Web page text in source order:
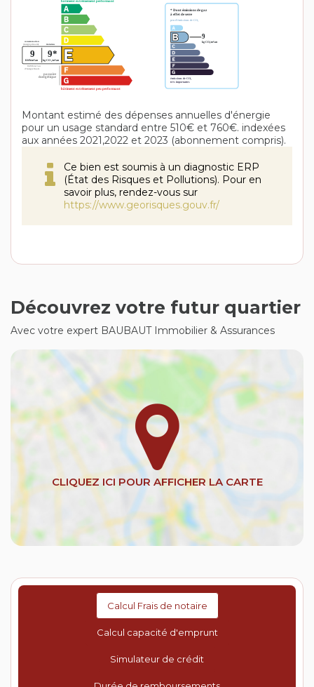
Montant estimé des dépenses annuelles d'énergie
pour un usage standard entre 510€ et 760€. indexées
aux années 2021,2022 et 2023 (abonnement compris).
Ce bien est soumis à un diagnostic ERP
(État des Risques et Pollutions). Pour en
savoir plus, rendez-vous sur
https://www.georisques.gouv.fr/
Découvrez votre futur quartier
Avec votre expert BAUBAUT Immobilier & Assurances
Calcul Frais de notaire
Calcul capacité d'emprunt
Simulateur de crédit